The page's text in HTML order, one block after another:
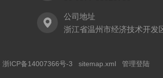
公司地址
浙ICP备14007366号-3 sitemap.xml 管理登陆